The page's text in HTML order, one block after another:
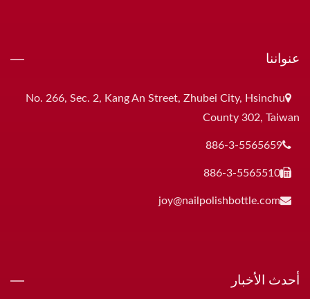
عنواننا
No. 266, Sec. 2, Kang An Street, Zhubei City, Hsinchu
County 302, Taiwan
886-3-5565659
886-3-5565510
joy@nailpolishbottle.com
أحدث الأخبار